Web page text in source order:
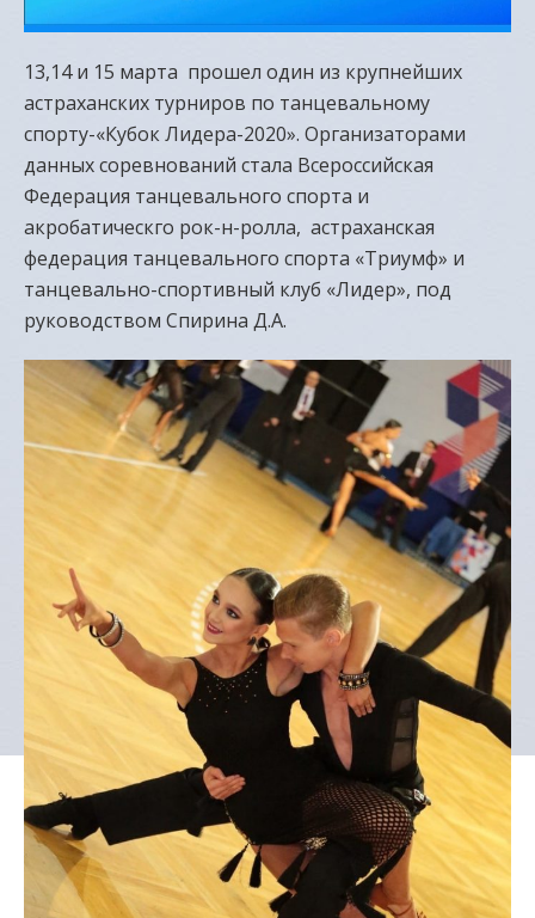
13,14 и 15 марта прошел один из крупнейших
астраханских турниров по танцевальному
спорту-«Кубок Лидера-2020». Организаторами
данных соревнований стала Всероссийская
Федерация танцевального спорта и
акробатическго рок-н-ролла, астраханская
федерация танцевального спорта «Триумф» и
танцевально-спортивный клуб «Лидер», под
руководством Спирина Д.А.